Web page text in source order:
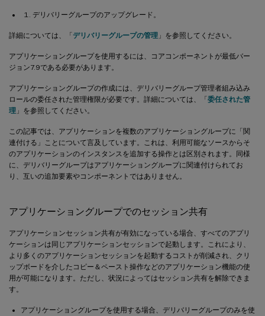
デリバリーグループのアップグレード。
詳細については、「デリバリーグループの管理 」を参照してください。
アプリケーショングループを使用するには、コアコンポーネントが最低バー
ジョン7.9である必要があります。
アプリケーショングループの作成には、デリバリーグループ管理者組み込み
ロールの委任された管理権限が必要です。詳細については、「委任された管
理 」を参照してください。
この記事では、アプリケーションを複数のアプリケーショングループに「関
連付ける」ことについて言及しています。これは、利用可能なソースからそ
のアプリケーションのインスタンスを追加する操作とは区別されます。同様
に、デリバリーグループはアプリケーショングループに関連付けられてお
り、互いの追加要素やコンポーネントではありません。
アプリケーショングループでのセッション共有
アプリケーションセッション共有が有効になっている場合、すべてのアプリ
ケーションは同じアプリケーションセッションで起動します。これにより、
より多くのアプリケーションセッションを起動するコストが削減され、クリ
ップボードを介したコピー＆ペースト操作などのアプリケーション機能の使
用が可能になります。ただし、状況によってはセッション共有を解除できま
す。
アプリケーショングループを使用する場合、デリバリーグループのみを使